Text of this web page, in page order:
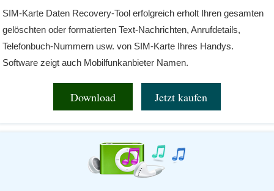
SIM-Karte Daten Recovery-Tool erfolgreich erholt Ihren gesamten
gelöschten oder formatierten Text-Nachrichten, Anrufdetails,
Telefonbuch-Nummern usw. von SIM-Karte Ihres Handys.
Software zeigt auch Mobilfunkanbieter Namen.
Download Jetzt kaufen